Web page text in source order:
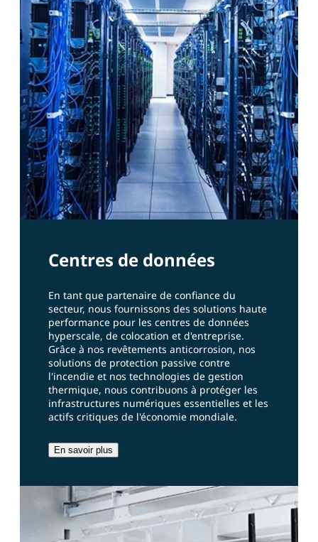
Centres de données
En tant que partenaire de confiance du
secteur, nous fournissons des solutions haute
performance pour les centres de données
hyperscale, de colocation et d'entreprise.
Grâce à nos revêtements anticorrosion, nos
solutions de protection passive contre
l'incendie et nos technologies de gestion
thermique, nous contribuons à protéger les
infrastructures numériques essentielles et les
actifs critiques de l'économie mondiale.
En savoir plus